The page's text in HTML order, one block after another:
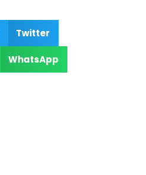
Twitter
WhatsApp